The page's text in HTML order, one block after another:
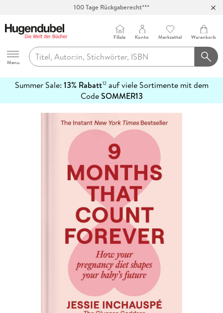
100 Tage Rückgaberecht***
Hugendubel
Menu
Filiale Konto Merkzettel Warenkorb
Summer Sale: 13% Rabatt12auf viele Sortimente mit dem
CodeSOMMER13
erfahren